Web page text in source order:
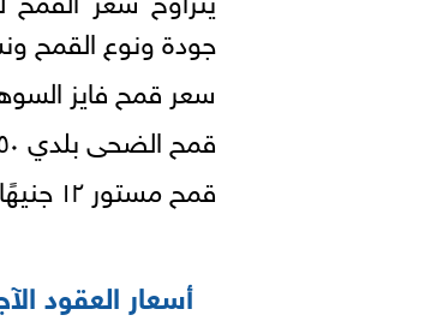
جودة ونوع القمح
سعر قمح فايز السوهاجي ١٦
قمح الضحى بلدي ١٧.٥٠ جنيهًا للكيلو.
قمح مستور ١٢ جنيهًا للكيلو.
أسعار العقود